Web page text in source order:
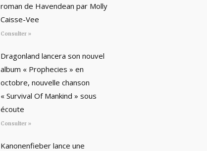
roman de Havendean par Molly
Caisse-Vee
Consulter »
Dragonland lancera son nouvel
album « Prophecies » en
octobre, nouvelle chanson
« Survival Of Mankind » sous
écoute
Consulter »
Kanonenfieber lance une